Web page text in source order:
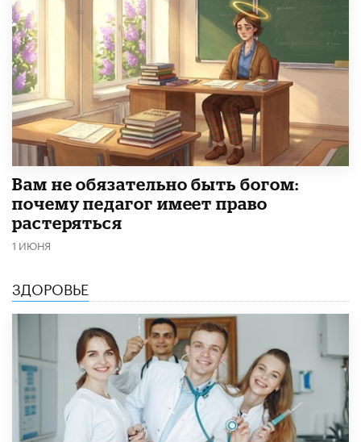
​Вам не обязательно быть богом:
почему педагог имеет право
растеряться
1 ИЮНЯ
ЗДОРОВЬЕ